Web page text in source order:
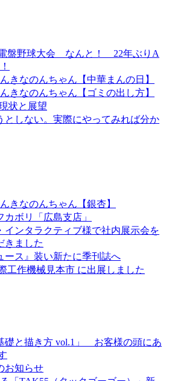
盤野球大会 なんと！ 22年ぶりA
んきなのんちゃん【中華まんの日】
んきなのんちゃん【ゴミの出し方】
状と展望
としない。実際にやってみれば分か
きなのんちゃん【銀杏】
ボリ「広島支店」
インタラクティブ様で社内展示会を
きました
ース』装い新たに季刊誌へ
工作機械見本市 に出展しました
礎と描き方 vol.1」 お客様の頭にあ
お知らせ